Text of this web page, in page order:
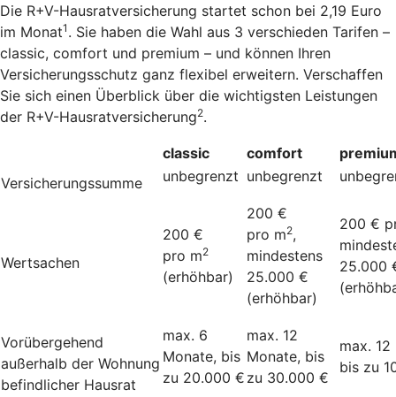
Die R+V-Hausratversicherung startet schon bei 2,19 Euro
im Monat1 . Sie haben die Wahl aus 3 verschieden Tarifen –
classic, comfort und premium – und können Ihren
Versicherungsschutz ganz flexibel erweitern. Verschaffen
Sie sich einen Überblick über die wichtigsten Leistungen
der R+V-Hausratversicherung2.
classic comfort
Versicherungssumme
unbegrenzt unbegrenzt
Wertsachen
200 €
pro m2
(erhöhbar)
200 €
pro m2,
mindestens
25.000 €
(erhöhbar)
200 €
25.000
Vorübergehend
außerhalb der Wohnung
befindlicher Hausrat
max. 6
Monate, bis
zu 20.000 €
max. 12
Monate, bis
zu 30.000 €
max.
bis zu